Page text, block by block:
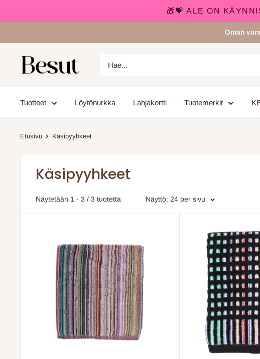
🎁💝 ALE ON
sisältöön
Oman
Besut.fi
Tuotteet Löytönurkka Lahjakortti Tuotemerkit
Etusivu Käsipyyhkeet
Käsipyyhkeet
Näytetään 1 - 3 / 3 tuotetta Näyttö: 24 per sivu